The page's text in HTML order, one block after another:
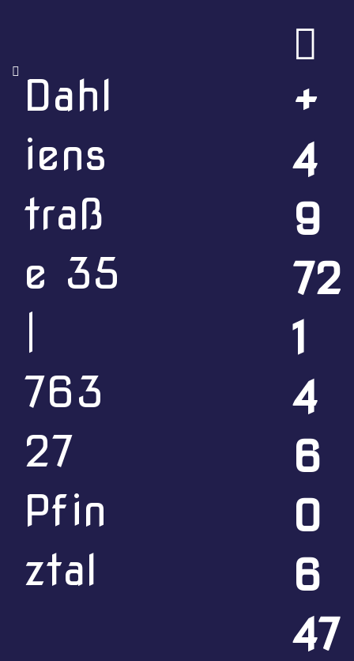
Speisen, Süßes, Saures, Gegrilltes bzw. Gebratenes,
Gemüse und Reis. Es ist ein herrlicher Essgenuss und
Dessert
Menü ab 2 Personen
Reis- und Nudelgerichte
Schweinefleisch
Spezialitäten
60. Muh Phad Pak หมูผัดผัก
Gebratenes Schweinefleisch mit
frischem Gemüse
14,90 €
Dahl
iens
traß
e 35
763
27
Pfin
ztal
+
4
9
72
1
4
6
0
6
47